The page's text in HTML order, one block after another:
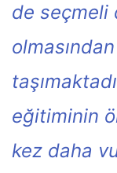
de seçmeli
eğitiminin
kez daha